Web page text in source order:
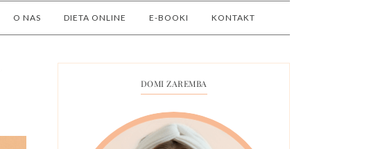
O NAS DIETA ONLINE E-BOOKI KONTAKT
DOMI ZAREMBA